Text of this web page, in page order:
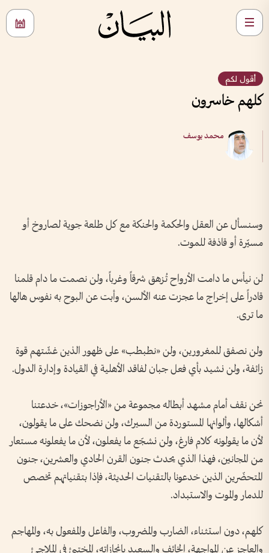
أقول لكم
كلهم خاسرون
محمد يوسف
وسنسأل عن العقل والحكمة والحنكة مع كل طلعة جوية لصاروخ أو
مسيّرة أو قاذفة للموت.
لن نيأس ما دامت الأرواح تُزهق شرقاً وغرباً، ولن نصمت ما دام قلمنا
قادراً على إخراج ما عجزت عنه الألسن، وأبت عن البوح به نفوس هالها
ما ترى.
ولن نصفق للمغرورين، ولن «نطبطب» على ظهور الذين غشّتهم قوة
زائفة، ولن نشيد بأي فعل جبان لفاقد الأهلية في القيادة وإدارة الدول.
نحن نقف أمام مشهد أبطاله مجموعة من «الأراجوزات»، خدعتنا
أشكالها، وألوانها المستوردة من السيرك، ولن نضحك على ما يقولون،
لأن ما يقولونه كلام فارغ، ولن نشجّع ما يفعلون، لأن ما يفعلونه مستعار
من المجانين، فهذا الذي يحدث جنون القرن الحادي والعشرين، جنون
المتحضّرين الذين خدعونا بالتقنيات الحديثة، فإذا بتقنياتهم تخصص
للدمار والموت والاستبداد.
كلهم، دون استثناء، الضارب والمضروب، والفاعل والمفعول به، والمهاجم
والعاجز عن المواجهة، الخائف والسعيد بإنجازاته، المختبئ في الملاجئ